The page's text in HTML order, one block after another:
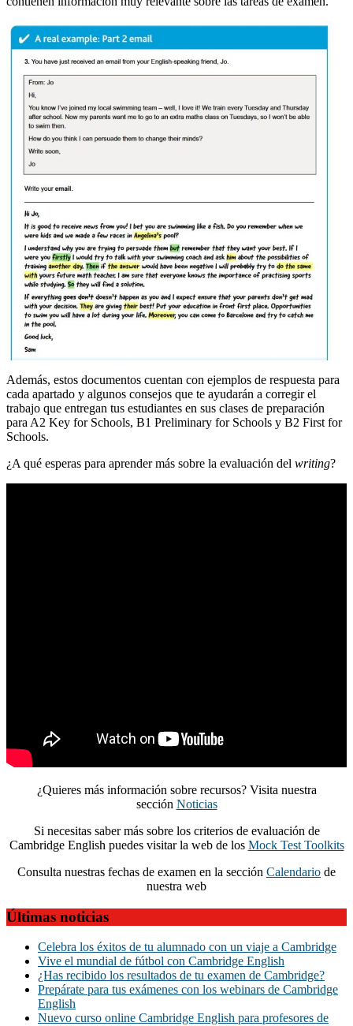
Además, estos documentos cuentan con ejemplos de respuesta para
cada apartado y algunos consejos que te ayudarán a corregir el
trabajo que entregan tus estudiantes en sus clases de preparación
para A2 Key for Schools, B1 Preliminary for Schools y B2 First for
Schools.
¿A qué esperas para aprender más sobre la evaluación del writing?
¿Quieres más información sobre recursos? Visita nuestra
sección Noticias
Si necesitas saber más sobre los criterios de evaluación de
Cambridge English puedes visitar la web de los Mock Test Toolkits
Consulta nuestras fechas de examen en la sección Calendario de
nuestra web
Últimas noticias
Celebra los éxitos de tu alumnado con un viaje a Cambridge
Vive el mundial de fútbol con Cambridge English
¿Has recibido los resultados de tu examen de Cambridge?
Prepárate para tus exámenes con los webinars de Cambridge
English
Nuevo curso online Cambridge English para profesores de